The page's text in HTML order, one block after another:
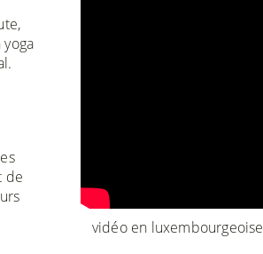
de
vidéo en luxembourgeoise